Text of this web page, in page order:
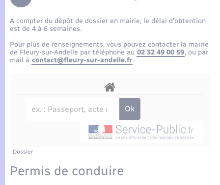
Compétences
Plan interactif
Publications
La Communauté de communes
Etat-civil - Papiers - Citoyenneté
Mariage – PACS
Parrainage civil
Logement - Urbanisme
Nouvel habitant
Organisation d’événement
Transports scolaires
Travaux - Autorisation d’occupation de l’espace
public
A compter du dépôt de dossier en mairie, le délai d’obtention
est de 4 à 6 semaines.
Pour plus de renseignements, vous pouvez contacter la mairie
de Fleury-sur-Andelle par téléphone au 02 32 49 00 59, ou par
mail à contact@fleury-sur-andelle.fr.
Dossier
Permis de conduire